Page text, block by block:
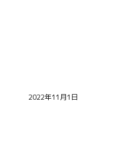
2022年11月1日